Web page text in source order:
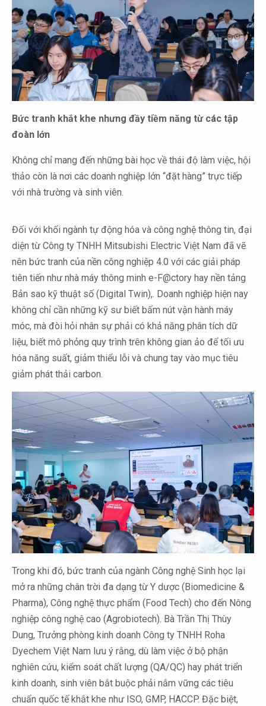
Bức tranh khắt khe nhưng đầy tiềm năng từ các tập
đoàn lớn
Không chỉ mang đến những bài học về thái độ làm việc, hội
thảo còn là nơi các doanh nghiệp lớn “đặt hàng” trực tiếp
với nhà trường và sinh viên.
Đối với khối ngành tự động hóa và công nghệ thông tin, đại
diện từ Công ty TNHH Mitsubishi Electric Việt Nam đã vẽ
nên bức tranh của nền công nghiệp 4.0 với các giải pháp
tiên tiến như nhà máy thông minh e-F@ctory hay nền tảng
Bản sao kỹ thuật số (Digital Twin),. Doanh nghiệp hiện nay
không chỉ cần những kỹ sư biết bấm nút vận hành máy
móc, mà đòi hỏi nhân sự phải có khả năng phân tích dữ
liệu, biết mô phỏng quy trình trên không gian ảo để tối ưu
hóa năng suất, giảm thiểu lỗi và chung tay vào mục tiêu
giảm phát thải carbon.
Trong khi đó, bức tranh của ngành Công nghệ Sinh học lại
mở ra những chân trời đa dạng từ Y dược (Biomedicine &
Pharma), Công nghệ thực phẩm (Food Tech) cho đến Nông
nghiệp công nghệ cao (Agrobiotech). Bà Trần Thị Thùy
Dung, Trưởng phòng kinh doanh Công ty TNHH Roha
Dyechem Việt Nam lưu ý rằng, dù làm việc ở bộ phận
nghiên cứu, kiểm soát chất lượng (QA/QC) hay phát triển
kinh doanh, sinh viên bắt buộc phải nắm vững các tiêu
chuẩn quốc tế khắt khe như ISO, GMP, HACCP. Đặc biệt,